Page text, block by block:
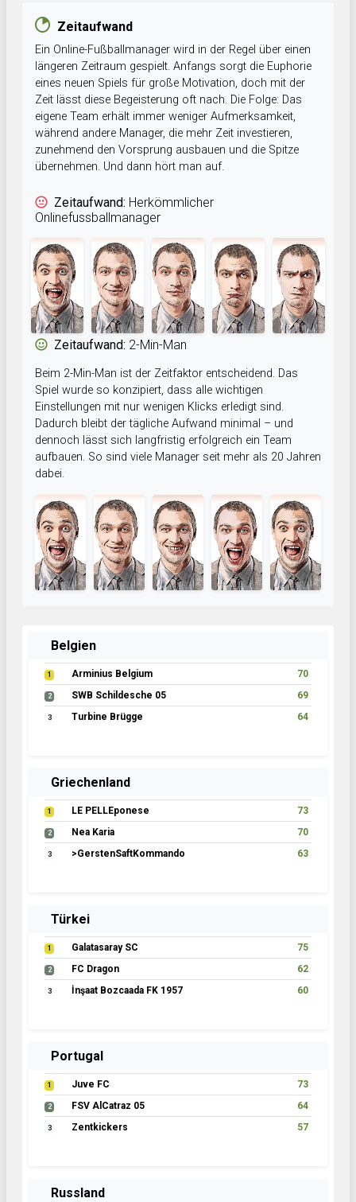
Zeitaufwand
Ein Online-Fußballmanager wird in der Regel über einen
längeren Zeitraum gespielt. Anfangs sorgt die Euphorie
eines neuen Spiels für große Motivation, doch mit der
Zeit lässt diese Begeisterung oft nach. Die Folge: Das
eigene Team erhält immer weniger Aufmerksamkeit,
während andere Manager, die mehr Zeit investieren,
zunehmend den Vorsprung ausbauen und die Spitze
übernehmen. Und dann hört man auf.
Zeitaufwand: Herkömmlicher
Onlinefussballmanager
Zeitaufwand: 2-Min-Man
Beim 2-Min-Man ist der Zeitfaktor entscheidend. Das
Spiel wurde so konzipiert, dass alle wichtigen
Einstellungen mit nur wenigen Klicks erledigt sind.
Dadurch bleibt der tägliche Aufwand minimal – und
dennoch lässt sich langfristig erfolgreich ein Team
aufbauen. So sind viele Manager seit mehr als 20 Jahren
dabei.
Belgien
1 Arminius Belgium 70
2 SWB Schildesche 05 69
3 Turbine Brügge 64
Griechenland
1 LE PELLEponese 73
2 Nea Karia 70
3 >GerstenSaftKommando 63
Türkei
1 Galatasaray SC 75
2 FC Dragon 62
3 İnşaat Bozcaada FK 1957 60
Portugal
1 Juve FC 73
2 FSV AlCatraz 05 64
3 Zentkickers 57
Russland